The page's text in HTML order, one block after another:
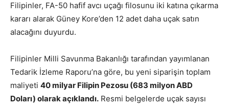
Filipinler, FA-50 hafif avcı uçağı filosunu iki katına çıkarma
kararı alarak Güney Kore’den 12 adet daha uçak satın
alacağını duyurdu.
Filipinler Milli Savunma Bakanlığı tarafından yayımlanan
Tedarik İzleme Raporu’na göre, bu yeni siparişin toplam
maliyeti 40 milyar Filipin Pezosu (683 milyon ABD
Doları) olarak açıklandı. Resmi belgelerde uçak sayısı